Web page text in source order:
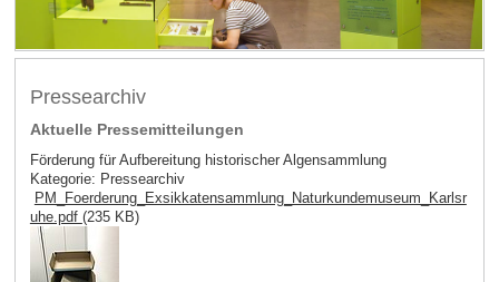
Pressearchiv
Aktuelle Pressemitteilungen
Förderung für Aufbereitung historischer Algensammlung
Kategorie: Pressearchiv
PM_Foerderung_Exsikkatensammlung_Naturkundemuseum_Karlsr
uhe.pdf (235 KB)